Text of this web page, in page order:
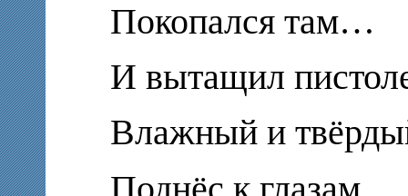
Покопался там…
И вытащил
Влажный и